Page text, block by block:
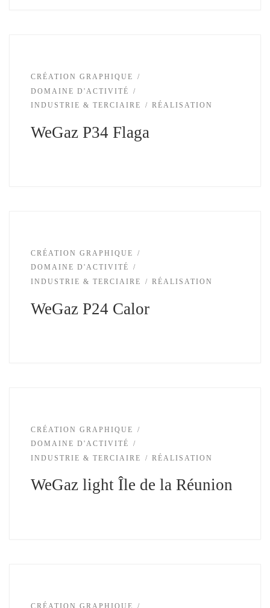
CRÉATION GRAPHIQUE
DOMAINE D'ACTIVITÉ
INDUSTRIE & TERCIAIRE
RÉALISATION
WeGaz P34 Flaga
CRÉATION GRAPHIQUE
DOMAINE D'ACTIVITÉ
INDUSTRIE & TERCIAIRE
RÉALISATION
WeGaz P24 Calor
CRÉATION GRAPHIQUE
DOMAINE D'ACTIVITÉ
INDUSTRIE & TERCIAIRE
RÉALISATION
WeGaz light Île de la Réunion
CRÉATION GRAPHIQUE